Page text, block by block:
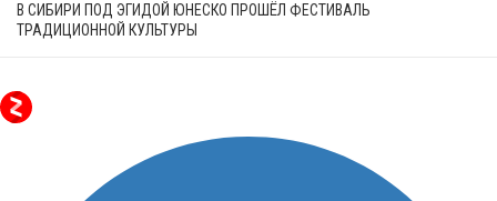
В СИБИРИ ПОД ЭГИДОЙ ЮНЕСКО ПРОШЁЛ ФЕСТИВАЛЬ
ТРАДИЦИОННОЙ КУЛЬТУРЫ